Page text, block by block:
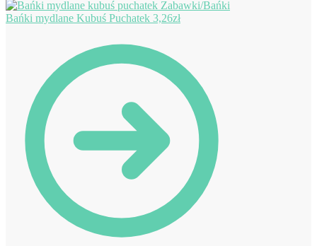
Bańki mydlane Kubuś Puchatek 3,26zł